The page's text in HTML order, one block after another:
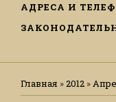
АДРЕСА И
Главная »2012 »